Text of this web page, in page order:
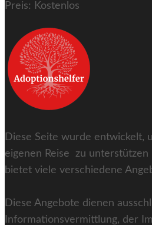
Preis: Kostenlos
Diese Seite wurde entwickelt,
eigenen Reise zu unterstützen
bietet viele verschiedene
Diese Angebote dienen
Informationsvermittlung, der